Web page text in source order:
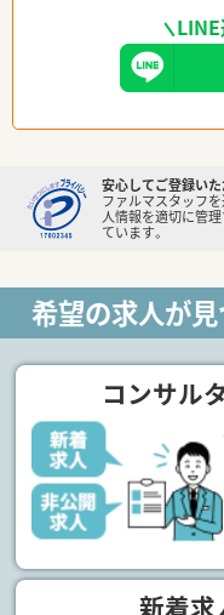
LINE
安心してご登録い
ファルマスタッフを
人情報を適切に管
ています。
希望の求人が
コンサル